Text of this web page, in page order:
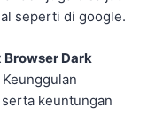
seperti di google.
Browser Dark
keuntungan